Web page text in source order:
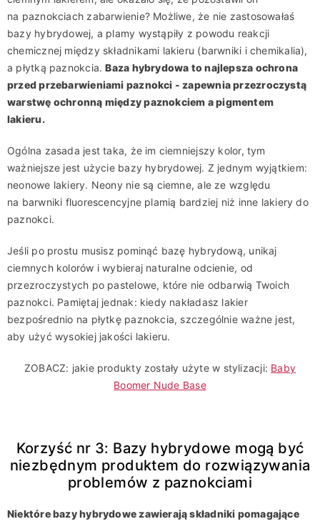
na paznokciach zabarwienie? Możliwe, że nie zastosowałaś
bazy hybrydowej, a plamy wystąpiły z powodu reakcji
chemicznej między składnikami lakieru (barwniki i chemikalia),
a płytką paznokcia.Baza hybrydowa to najlepsza ochrona
przed przebarwieniami paznokci - zapewnia przezroczystą
warstwę ochronną między paznokciem a pigmentem
lakieru.
Ogólna zasada jest taka, że ​​im ciemniejszy kolor, tym
ważniejsze jest użycie bazy hybrydowej. Z jednym wyjątkiem:
neonowe lakiery. Neony nie są ciemne, ale ze względu
na barwniki fluorescencyjne plamią bardziej niż inne lakiery do
paznokci.
Jeśli po prostu musisz pominąć bazę hybrydową, unikaj
ciemnych kolorów i wybieraj naturalne odcienie, od
przezroczystych po pastelowe, które nie odbarwią Twoich
paznokci. Pamiętaj jednak: kiedy nakładasz lakier
bezpośrednio na płytkę paznokcia, szczególnie ważne jest,
aby użyć wysokiej jakości lakieru.
ZOBACZ: jakie produkty zostały użyte w stylizacji: Baby
Boomer Nude Base
Korzyść nr 3: Bazy hybrydowe mogą być
niezbędnym produktem do rozwiązywania
problemów z paznokciami
Niektóre bazy hybrydowe zawierają składniki pomagające